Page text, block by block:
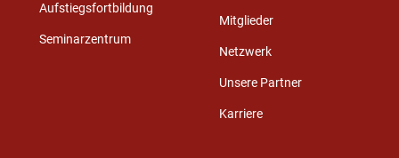
Aufstiegsfortbildung
Seminarzentrum
Mitglieder
Netzwerk
Unsere Partner
Karriere